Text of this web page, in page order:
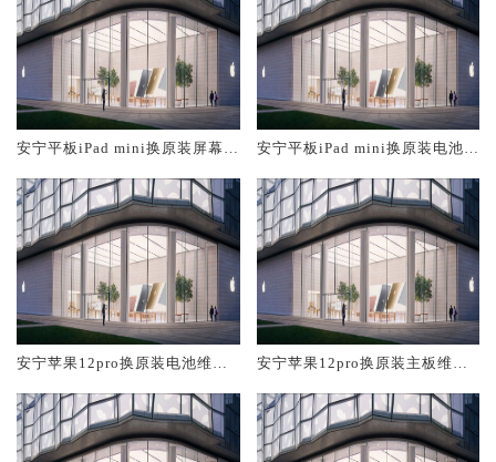
安宁平板iPad mini换原装屏幕服
安宁平板iPad mini换原装电池维
安宁苹果12pro换原装电池维修
安宁苹果12pro换原装主板维修